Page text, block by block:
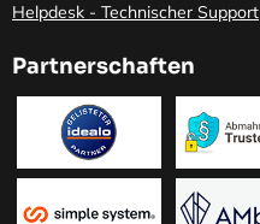
Helpdesk - Technischer Support
Partnerschaften